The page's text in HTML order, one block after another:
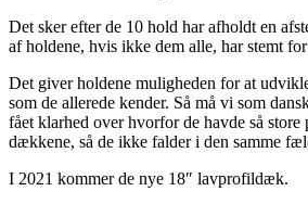
Det sker efter de 10 hold har afholdt en
af holdene, hvis ikke dem alle, har stemt
Det giver holdene muligheden for at
som de allerede kender. Så må vi som
fået klarhed over hvorfor de havde så store
dækkene, så de ikke falder i den samme
I 2021 kommer de nye 18″ lavprofildæk.